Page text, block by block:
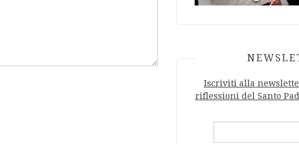
Iscriviti alla
riflessioni del Santo